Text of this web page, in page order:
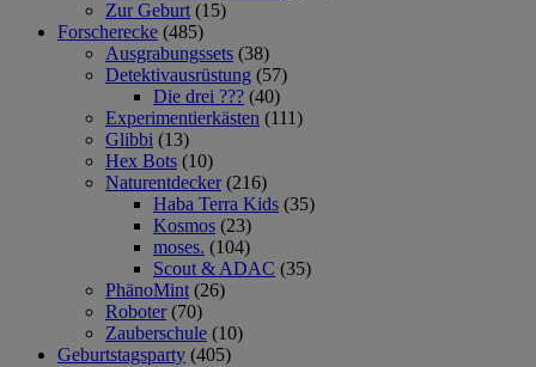
Zur Geburt (15)
Forscherecke (485)
Ausgrabungssets (38)
Detektivausrüstung (57)
Die drei ??? (40)
Experimentierkästen (111)
Glibbi (13)
Hex Bots (10)
Naturentdecker (216)
Haba Terra Kids (35)
Kosmos (23)
moses. (104)
Scout & ADAC (35)
PhänoMint (26)
Roboter (70)
Zauberschule (10)
Geburtstagsparty (405)